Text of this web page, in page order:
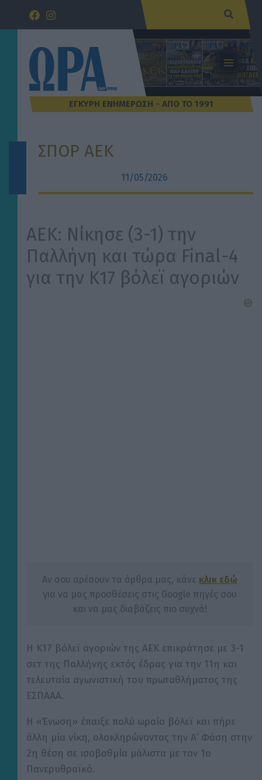
Μετάβαση
ΣΠΟΡ ΑΕΚ
11/05/2026
ΑΕΚ: Νίκησε (3-1) την
Παλλήνη και τώρα Final-4
για την Κ17 βόλεϊ αγοριών
Αν σου αρέσουν τα άρθρα μας, κάνε κλικ εδώ
για να μας προσθέσεις στις Google πηγές σου
και να μας διαβάζεις πιο συχνά!
Η Κ17 βόλεϊ αγοριών της ΑΕΚ επικράτησε με 3-1
σετ της Παλλήνης εκτός έδρας για την 11η και
τελευταία αγωνιστική του πρωταθλήματος της
ΕΣΠΑΑΑ.
Η «Ένωση» έπαιξε πολύ ωραίο βόλεϊ και πήρε
άλλη μία νίκη, ολοκληρώνοντας την Α’ Φάση στην
2η θέση σε ισοβαθμία μάλιστα με τον 1ο
Πανερυθραϊκό.